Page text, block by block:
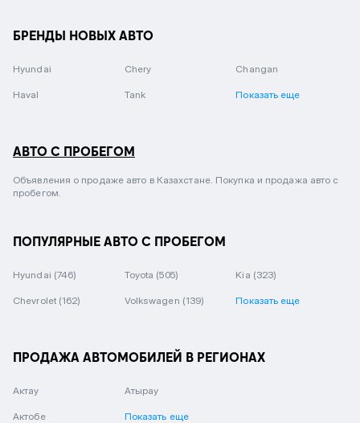
БРЕНДЫ НОВЫХ АВТО
Hyundai Chery Changan
Haval Tank Показать еще
АВТО С ПРОБЕГОМ
Объявления о продаже авто в Казахстане. Покупка и продажа авто с
пробегом.
ПОПУЛЯРНЫЕ АВТО С ПРОБЕГОМ
Hyundai (746) Toyota (505) Kia (323)
Chevrolet (162) Volkswagen (139) Показать еще
ПРОДАЖА АВТОМОБИЛЕЙ В РЕГИОНАХ
Актау
Актобе
Атырау
Показать еще